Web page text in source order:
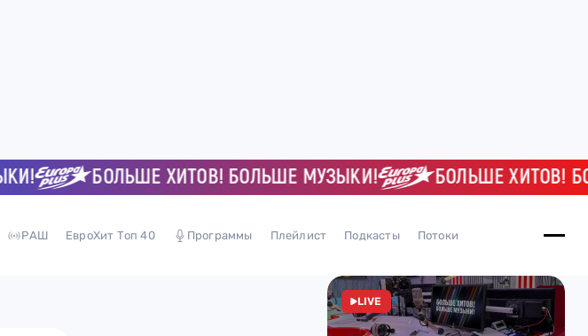
БОЛЬШЕ ХИТОВ! БОЛЬШЕ МУЗЫКИ! БОЛЬШЕ ХИТОВ!
РАШ ЕвроХит Топ 40 Программы Плейлист Подкасты Потоки
LIVE